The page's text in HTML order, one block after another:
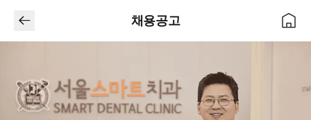
채용공고